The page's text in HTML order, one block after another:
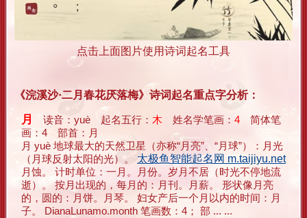
点击上面图片使用诗词起名工具
《浣溪沙·二月春花厌落梅》诗词起名重点字分析：
月 读音：yuè 起名五行： 木 姓名学笔画： 4 简体笔
画：4 部首：月
月 yuè 地球最大的天然卫星（亦称“月亮”、“月球”）：月光
（月球反射太阳的光）。 太极鱼智能起名网 m.taijiyu.net
月蚀。 计时单位：一月。月份。岁月不居（时光不停地流
逝）。 按月出现的，每月的：月刊。月薪。 形状像月亮
的，圆的：月饼。月琴。 妇女产后一个月以内的时间：月
子。 DianaLunamo.month 笔画数：4； 部 ... ...